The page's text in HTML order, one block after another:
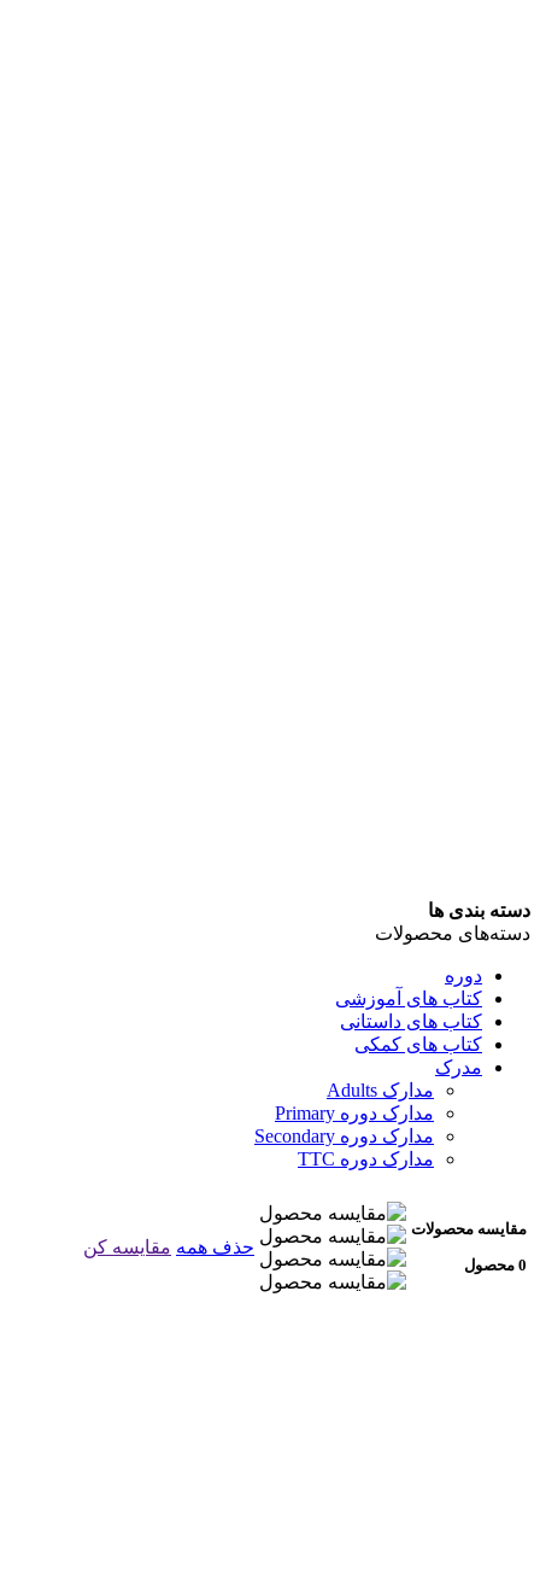
دسته بندی ها
دسته‌های محصولات
دوره
کتاب های آموزشی
کتاب های داستانی
کتاب های کمکی
مدرک
مدارک Adults
مدارک دوره Primary
مدارک دوره Secondary
مدارک دوره TTC
مقایسه محصولات
0 محصول
حذف همه مقایسه کن